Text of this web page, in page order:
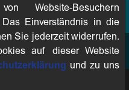
Unterschiedliche
zugängliche
lebendiges
und
Website-Besuchern
Einverständnis in die
Sie jederzeit widerrufen.
auf dieser Website
und zu uns